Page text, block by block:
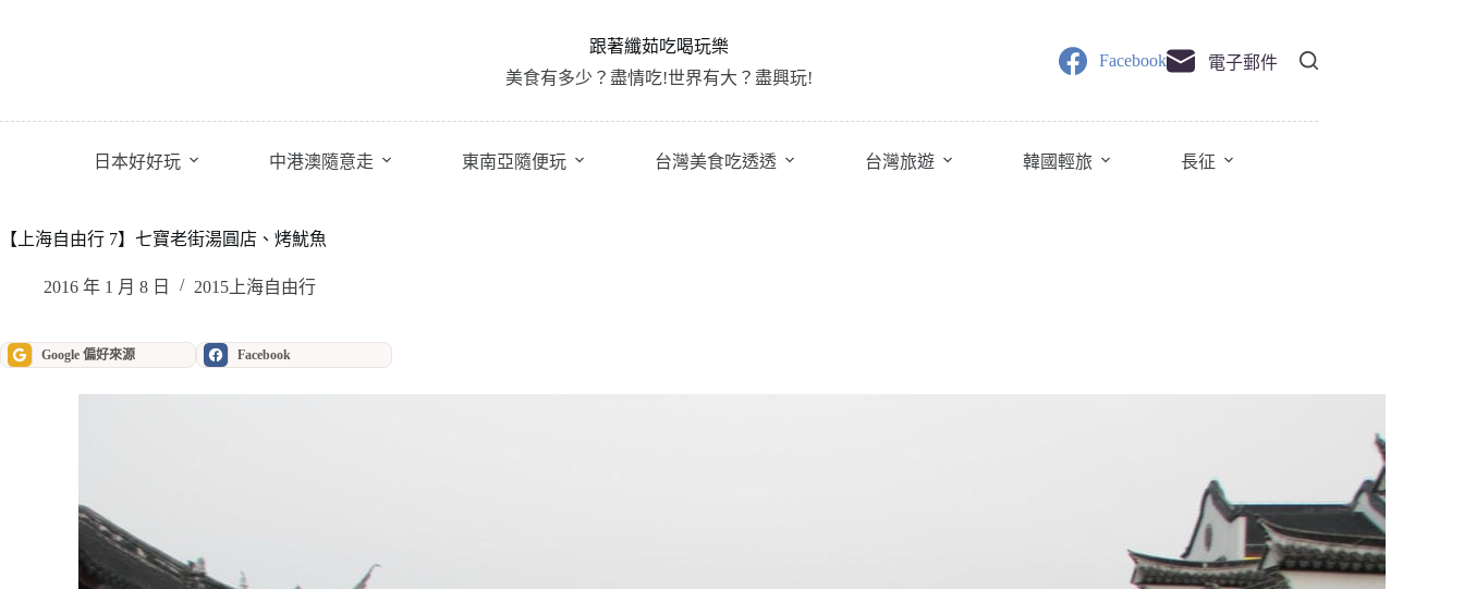
內
跟著纖茹吃喝玩樂
美食有多少？盡情吃!世界有大？盡興玩!
Facebook 電子郵件
日本好好玩 中港澳隨意走 東南亞隨便玩 台灣美食吃透透 台灣旅遊 韓國輕旅 長征
【上海自由行 7】七寶老街湯圓店、烤魷魚
2016 年 1 月 8 日 2015上海自由行
Google 偏好來源 Facebook